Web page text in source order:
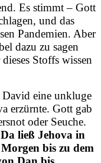
Es stimmt – Gott
und das
Pandemien. Aber
dazu zu sagen
Stoffs wissen
eine unkluge
erzürnte. Gott gab
oder Seuche.
Da ließ Jehova in
bis zu dem